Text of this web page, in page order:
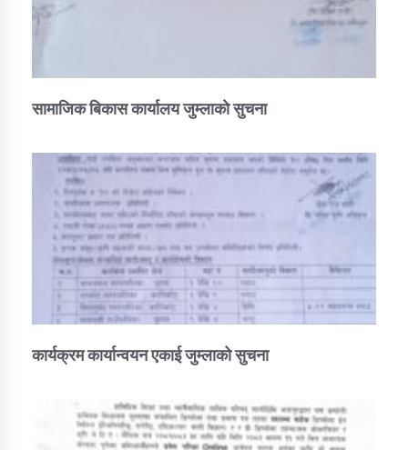
सामाजिक बिकास कार्यालय जुम्लाकाे सुचना
कार्यक्रम कार्यान्वयन एकाई जुम्लाको सुचना